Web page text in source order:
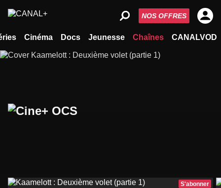
Cinéma Docs Jeunesse Chaînes CANALVOD
NOS OFFRES
S'abonner